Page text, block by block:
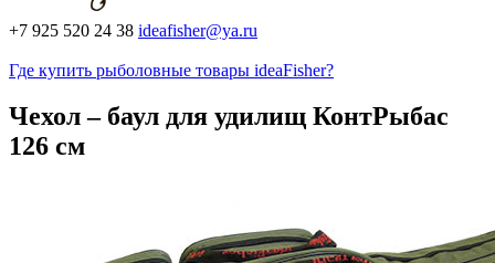
+7 925 520 24 38 ideafisher@ya.ru
Где купить рыболовные товары ideaFisher?
Чехол – баул для удилищ КонтРыбас
126 см